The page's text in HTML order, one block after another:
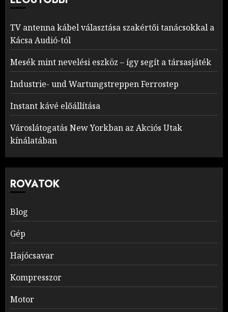
TV antenna kábel választása szakértői tanácsokkal a
Kácsa Audió-tól
Mesék mint nevelési eszköz – így segít a társasjáték
Industrie- und Wartungstreppen Ferrostep
Instant kávé előállítása
Városlátogatás New Yorkban az Akciós Utak
kínálatában
ROVATOK
Blog
Gép
Hajócsavar
Kompresszor
Motor